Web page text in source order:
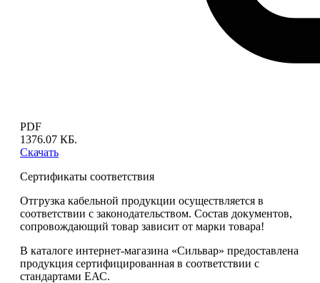
PDF
1376.07 КБ.
Скачать
Сертификаты соответствия
Отгрузка кабельной продукции осуществляется в
соответствии с законодательством. Состав документов,
сопровождающий товар зависит от марки товара!
В каталоге интернет-магазина «Сильвар» предоставлена
продукция сертифицированная в соответствии с
стандартами ЕАС.